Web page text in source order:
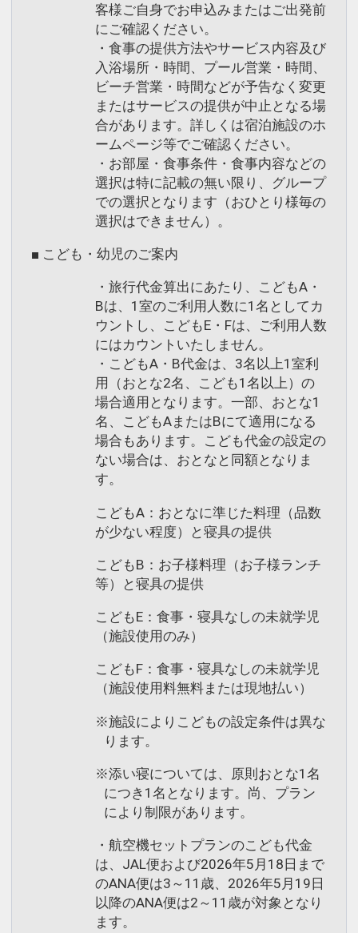
客様ご自身でお申込みまたはご出発前
にご確認ください。
・食事の提供方法やサービス内容及び
入浴場所・時間、プール営業・時間、
ビーチ営業・時間などが予告なく変更
またはサービスの提供が中止となる場
合があります。詳しくは宿泊施設のホ
ームページ等でご確認ください。
・お部屋・食事条件・食事内容などの
選択は特に記載の無い限り、グループ
での選択となります（おひとり様毎の
選択はできません）。
■ こども・幼児のご案内
・旅行代金算出にあたり、こどもA・
Bは、1室のご利用人数に1名としてカ
ウントし、こどもE・Fは、ご利用人数
にはカウントいたしません。
・こどもA・B代金は、3名以上1室利
用（おとな2名、こども1名以上）の
場合適用となります。一部、おとな1
名、こどもAまたはBにて適用になる
場合もあります。こども代金の設定の
ない場合は、おとなと同額となりま
す。
こどもA：おとなに準じた料理（品数
が少ない程度）と寝具の提供
こどもB：お子様料理（お子様ランチ
等）と寝具の提供
こどもE：食事・寝具なしの未就学児
（施設使用のみ）
こどもF：食事・寝具なしの未就学児
（施設使用料無料または現地払い）
※施設によりこどもの設定条件は異な
ります。
※添い寝については、原則おとな1名
につき1名となります。尚、プラン
により制限があります。
・航空機セットプランのこども代金
は、JAL便および2026年5月18日まで
のANA便は3～11歳、2026年5月19日
以降のANA便は2～11歳が対象となり
ます。